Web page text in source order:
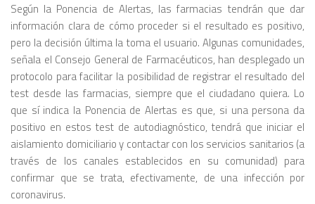
Según la Ponencia de Alertas, las farmacias tendrán que dar
información clara de cómo proceder si el resultado es positivo,
pero la decisión última la toma el usuario. Algunas comunidades,
señala el Consejo General de Farmacéuticos, han desplegado un
protocolo para facilitar la posibilidad de registrar el resultado del
test desde las farmacias, siempre que el ciudadano quiera. Lo
que sí indica la Ponencia de Alertas es que, si una persona da
positivo en estos test de autodiagnóstico, tendrá que iniciar el
aislamiento domiciliario y contactar con los servicios sanitarios (a
través de los canales establecidos en su comunidad) para
confirmar que se trata, efectivamente, de una infección por
coronavirus.